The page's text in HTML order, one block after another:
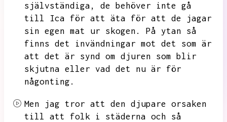
självständiga,
de behöver inte gå
till Ica för att äta för att de jagar
sin egen mat ur skogen.
På ytan så
finns det invändningar mot det som är
att det är synd om djuren som blir
skjutna eller vad det nu är för
någonting.
Men jag tror att den djupare orsaken
till att folk i städerna och så